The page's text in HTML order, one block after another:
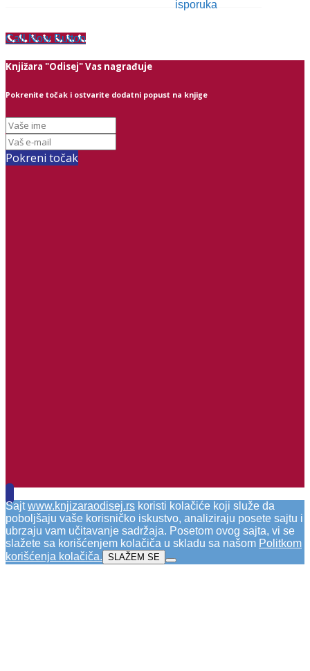
Call Now Button
Knjižara "Odisej" Vas nagrađuje
Pokrenite točak i ostvarite dodatni popust na knjige
Pokreni točak
Sajtwww.knjizaraodisej.rs koristi kolačiće koji služe da
poboljšaju vaše korisničko iskustvo, analiziraju posete sajtu i
ubrzaju vam učitavanje sadržaja. Posetom ovog sajta, vi se
slažete sa korišćenjem kolačiča u skladu sa našom Politkom
korišćenja kolačiča. SLAŽEM SE